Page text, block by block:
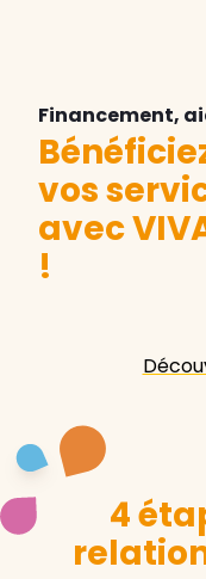
Financement,
vos
avec
!
4